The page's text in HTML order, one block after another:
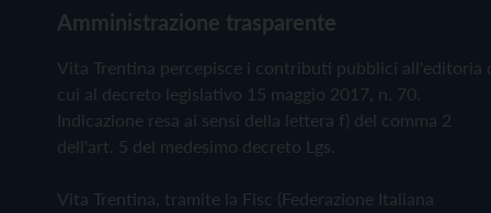
Amministrazione trasparente
Vita Trentina percepisce i contributi pubblici all'editoria
cui al decreto legislativo 15 maggio 2017, n. 70.
Indicazione resa ai sensi della lettera f) del comma 2
dell'art. 5 del medesimo decreto Lgs.
Vita Trentina, tramite la Fisc (Federazione Italiana